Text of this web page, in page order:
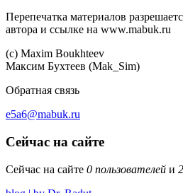
Перепечатка материалов
автора и ссылке на www.mabuk.ru
(c) Maхim Boukhteev
Максим Бухтеев (Mak_Sim)
Обратная связь
e5a6@mabuk.ru
Сейчас на сайте
Сейчас на сайте 0 пользователей и